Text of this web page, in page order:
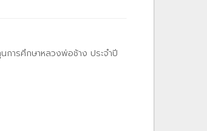
การศึกษาหลวงพ่อช้าง ประจำปี